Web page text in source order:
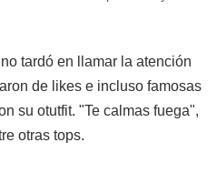
tardó en llamar la atención
de likes e incluso famosas
su otutfit. "Te calmas fuega",
otras tops.